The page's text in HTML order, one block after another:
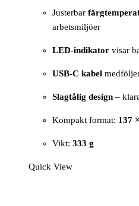
Justerbar
arbetsmiljöer
LED-indikator visar
USB-C kabel
Slagtålig design –
Kompakt format: 137
Vikt: 333 g
Quick View